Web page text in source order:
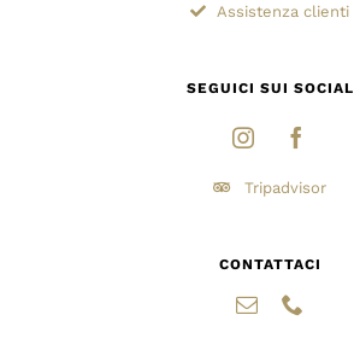
Assistenza clienti
SEGUICI SUI SOCIAL
Tripadvisor
CONTATTACI